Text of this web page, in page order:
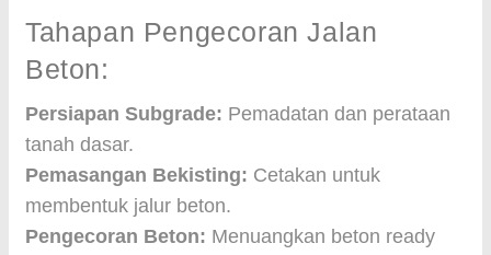
Tahapan Pengecoran Jalan
Beton:
Persiapan Subgrade: Pemadatan dan perataan
tanah dasar.
Pemasangan Bekisting: Cetakan untuk
membentuk jalur beton.
Pengecoran Beton: Menuangkan beton ready